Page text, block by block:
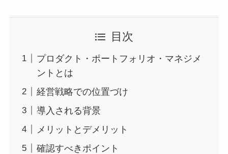
目次
プロダクト・ポートフォリオ・マネジメ
ントとは
経営戦略での位置づけ
導入される背景
メリットとデメリット
確認すべきポイント